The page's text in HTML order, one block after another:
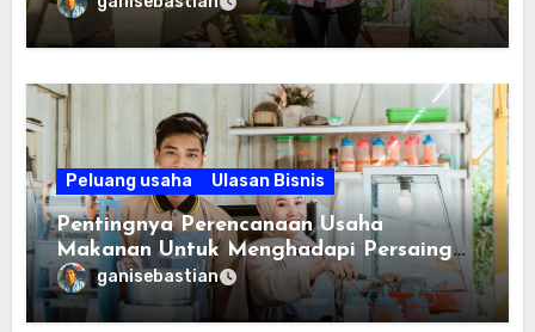
Peluang usaha Ulasan Bisnis
Pentingnya Perencanaan Usaha
Makanan Untuk Menghadapi Persaingan
Bisnisganisebastian